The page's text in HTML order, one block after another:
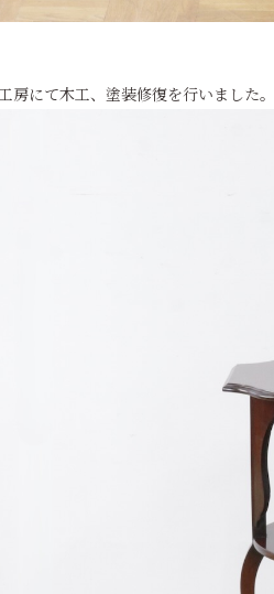
房にて木工、塗装修復を行いました。